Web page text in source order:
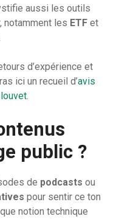
aussi les outils
notamment les ETF et
d’expérience et
ici un recueil d’avis
public ?
de podcasts ou
pour sentir ce ton
notion technique